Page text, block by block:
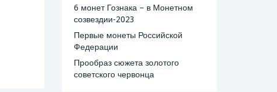
6 монет Гознака – в Монетном
созвездии-2023
Первые монеты Российской
Федерации
Прообраз сюжета золотого
советского червонца